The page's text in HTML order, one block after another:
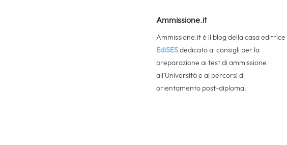
Ammissione.it
Ammissione.it è il blog della casa editrice
EdiSES dedicato ai consigli per la
preparazione ai test di ammissione
all’Università e ai percorsi di
orientamento post-diploma.